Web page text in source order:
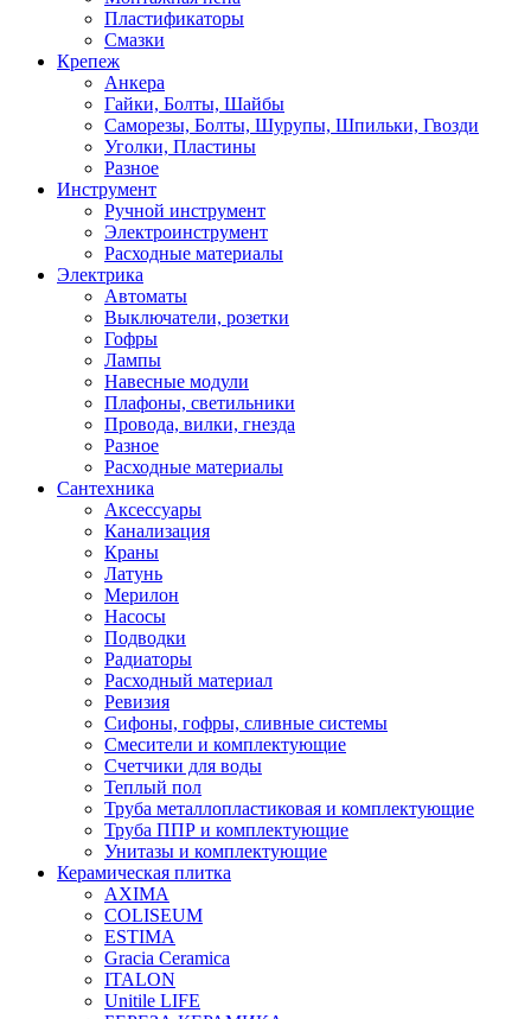
Пластификаторы
Смазки
Крепеж
Анкера
Гайки, Болты, Шайбы
Саморезы, Болты, Шурупы, Шпильки, Гвозди
Уголки, Пластины
Разное
Инструмент
Ручной инструмент
Электроинструмент
Расходные материалы
Электрика
Автоматы
Выключатели, розетки
Гофры
Лампы
Навесные модули
Плафоны, светильники
Провода, вилки, гнезда
Разное
Расходные материалы
Сантехника
Аксессуары
Канализация
Краны
Латунь
Мерилон
Насосы
Подводки
Радиаторы
Расходный материал
Ревизия
Сифоны, гофры, сливные системы
Смесители и комплектующие
Счетчики для воды
Теплый пол
Труба металлопластиковая и комплектующие
Труба ППР и комплектующие
Унитазы и комплектующие
Керамическая плитка
AXIMA
COLISEUM
ESTIMA
Gracia Ceramica
ITALON
Unitile LIFE